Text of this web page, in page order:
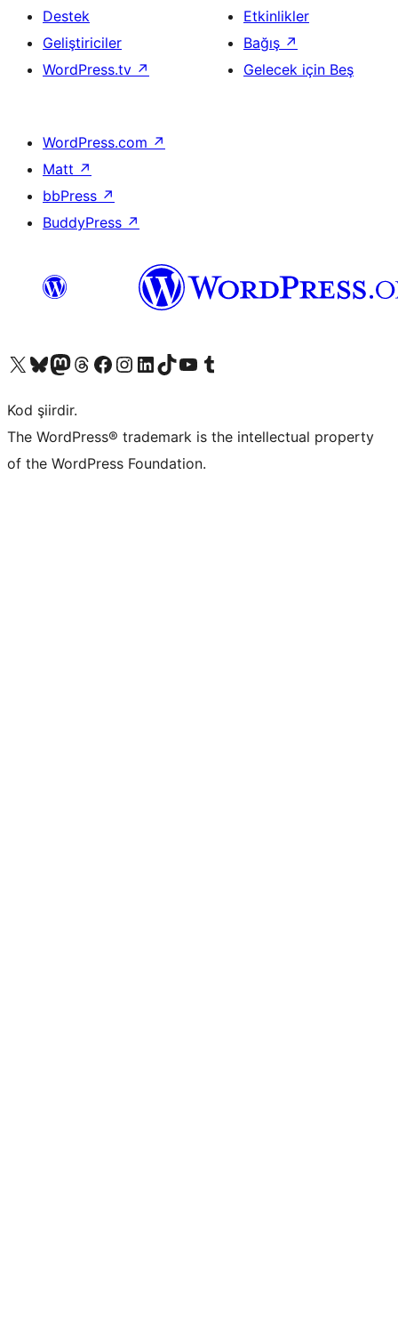
Destek
Geliştiriciler
WordPress.tv ↗
Etkinlikler
Bağış ↗
Gelecek için Beş
WordPress.com ↗
Matt ↗
bbPress ↗
BuddyPress ↗
X (eski Twitter) hesabımıza bakın
Bluesky hesabımızı ziyaret edinMastodon hesabımızı ziyaret edinThreads hesabımızı ziyaret edinFacebook sayfamızı ziyaret edinInstagram hesabımızı ziyaret edinLinkedIn hesabımızı ziyaret edinTikTok hesabımızı ziyaret edinYouTube kanalımızı ziyaret edinTumblr hesabımızı ziyaret edin
Kod şiirdir.
The WordPress® trademark is the intellectual property
of the WordPress Foundation.